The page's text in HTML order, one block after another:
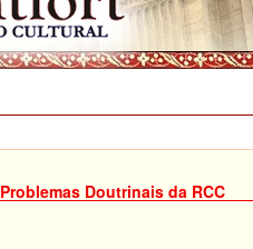
Problemas Doutrinais da RCC